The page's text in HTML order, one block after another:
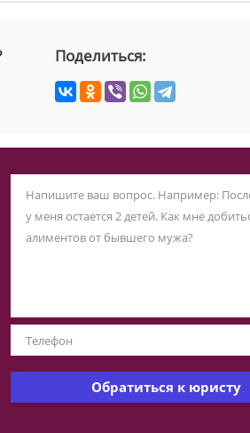
Поделиться:
Обратиться к юристу